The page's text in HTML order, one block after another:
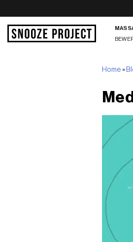
Inhalt
springen
Home »